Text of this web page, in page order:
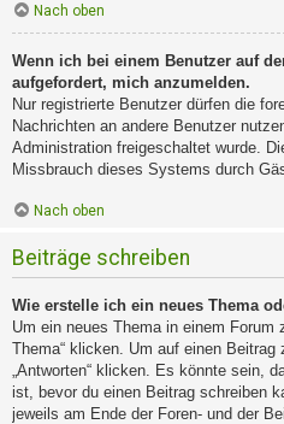
Nach oben
Wenn ich bei einem Benutzer auf
aufgefordert, mich anzumelden.
Nur registrierte Benutzer dürfen die
Nachrichten an andere Benutzer
Administration freigeschaltet wurde.
Missbrauch dieses Systems durch
Nach oben
Beiträge schreiben
Wie erstelle ich ein neues Thema
Um ein neues Thema in einem Forum
Thema“ klicken. Um auf einen
„Antworten“ klicken. Es könnte sein,
ist, bevor du einen Beitrag schreiben
jeweils am Ende der Foren- und der